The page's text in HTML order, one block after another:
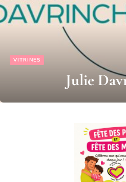
VITRINES
Lilie